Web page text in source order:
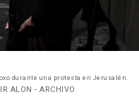
durante una protesta en Jerusalén.
ALON - ARCHIVO